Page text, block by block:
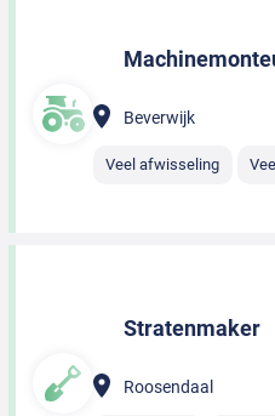
Beverwijk
Veel afwisseling
Stratenmaker
Roosendaal